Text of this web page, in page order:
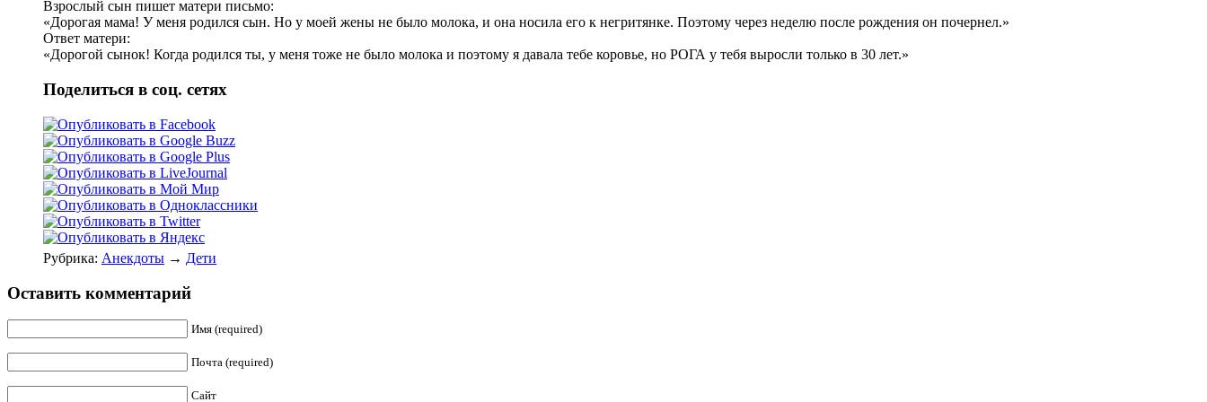
Взрослый сын пишет матери письмо:
«Дорогая мама! У меня родился сын. Hо у моей жены не было молока, и она носила его к негритянке. Поэтому через неделю после рождения он почернел.»
Ответ матери:
«Дорогой сынок! Когда родился ты, у меня тоже не было молока и поэтому я давала тебе коровье, но РОГА у тебя выросли только в 30 лет.»
Поделиться в соц. сетях
Рубрика: Анекдоты → Дети
Оставить комментарий
Имя (required)
Почта (required)
Сайт